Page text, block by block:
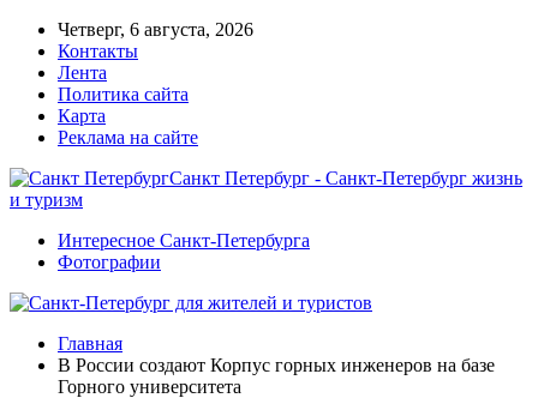
Четверг, 6 августа, 2026
Контакты
Лента
Политика сайта
Карта
Реклама на сайте
Санкт Петербург - Санкт-Петербург жизнь
и туризм
Интересное Санкт-Петербурга
Фотографии
Главная
В России создают Корпус горных инженеров на базе
Горного университета